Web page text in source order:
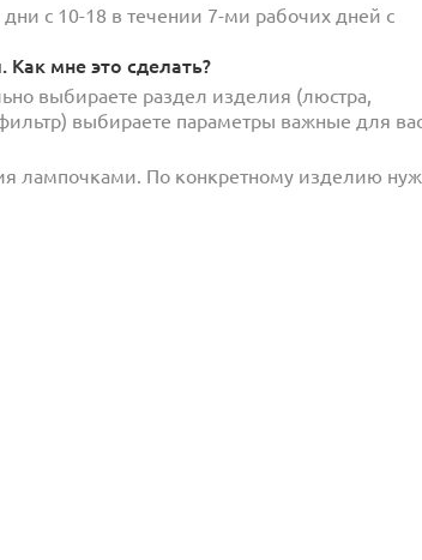
с 10-18 в течении 7-ми рабочих дней с
мне это сделать?
выбираете раздел изделия (люстра,
выбираете параметры важные для
лампочками. По конкретному изделию